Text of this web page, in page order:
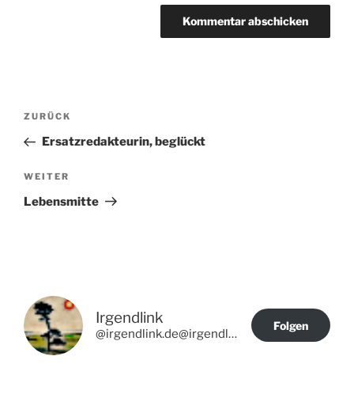
Beitragsnavigation
Vorheriger
Beitrag
ZURÜCK
Ersatzredakteurin, beglückt
Nächster
Beitrag
WEITER
Lebensmitte
Irgendlink
@irgendlink.de@irgendlink.de
Folgen